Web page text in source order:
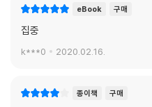
벽하게 달아날 수 있을까?
저자는 하루종일 집중하는 방법은
정적인 자원이라는 것을 이 책은
고 있다.
eBook 구매
집중
k***0 2020.02.16.
종이책 구매